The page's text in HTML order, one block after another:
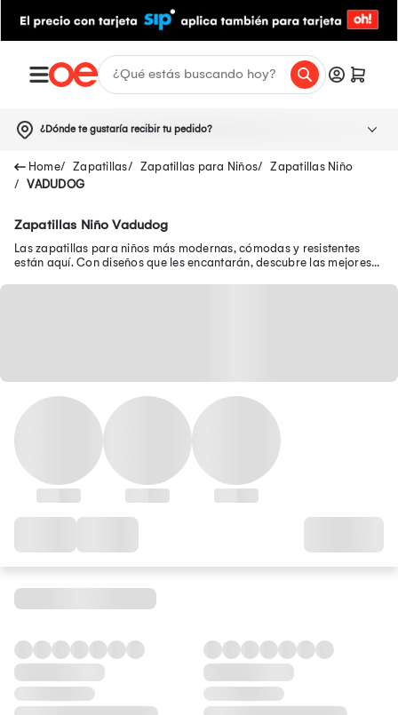
¿Dónde te gustaría recibir tu pedido?
Zapatillas Zapatillas para Niños
Zapatillas Niño
VADUDOG
Zapatillas Niño Vadudog
Las zapatillas para niños más modernas, cómodas y resistentes
están aquí. Con diseños que les encantarán, descubre las mejores